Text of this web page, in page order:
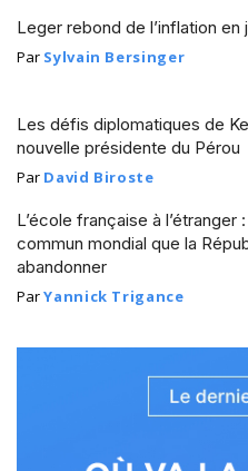
Leger rebond de l’inflation en
Par Sylvain Bersinger
Les défis diplomatiques de
nouvelle présidente du Pérou
Par David Biroste
L’école française à l’étranger
commun mondial que la
abandonner
ParYannick Trigance